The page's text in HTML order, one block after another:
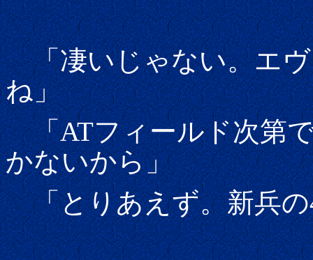
「凄いじゃない。エヴ
ね」
「ATフィールド次第で
かないから」
「とりあえず。新兵の